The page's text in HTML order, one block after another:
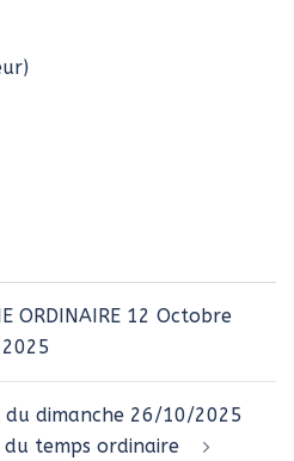
ORDINAIRE 12 Octobre
2025
du dimanche 26/10/2025
du temps ordinaire